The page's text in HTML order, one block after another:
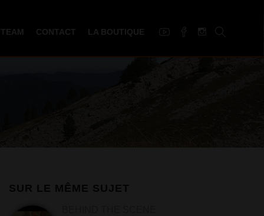
CONTACT LA BOUTIQUE